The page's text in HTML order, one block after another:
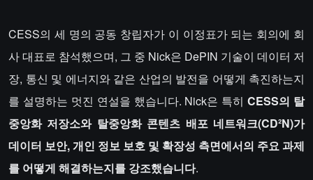
CESS의 세 명의 공동 창립자가 이 이정표가 되는 회의에 회
사 대표로 참석했으며, 그 중 Nick은 DePIN 기술이 데이터 저
장, 통신 및 에너지와 같은 산업의 발전을 어떻게 촉진하는지
를 설명하는 멋진 연설을 했습니다. Nick은 특히CESS의 탈
중앙화 저장소와 탈중앙화 콘텐츠 배포 네트워크(CD²N)가
데이터 보안, 개인 정보 보호 및 확장성 측면에서의 주요 과제
를 어떻게 해결하는지를 강조했습니다.